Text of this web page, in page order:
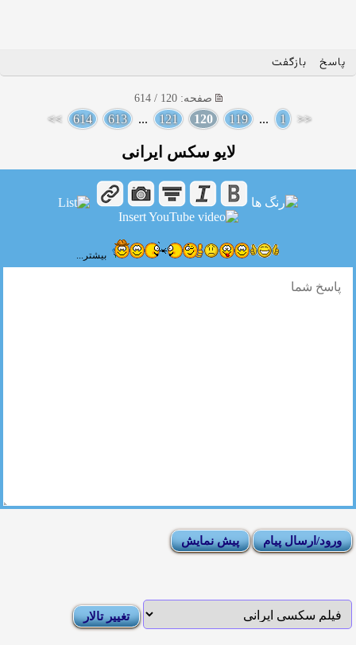
پاسخ بازگفت
صفحه: 120 / 614
<<
1
...
119
120
121
...
613
614
>>
لایو سکس ایرانی
بیشتر...